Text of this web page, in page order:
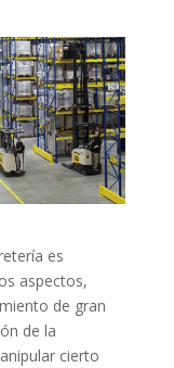
es
aspectos,
de gran
de la
cierto